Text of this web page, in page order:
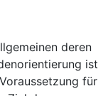
deren
ist
für